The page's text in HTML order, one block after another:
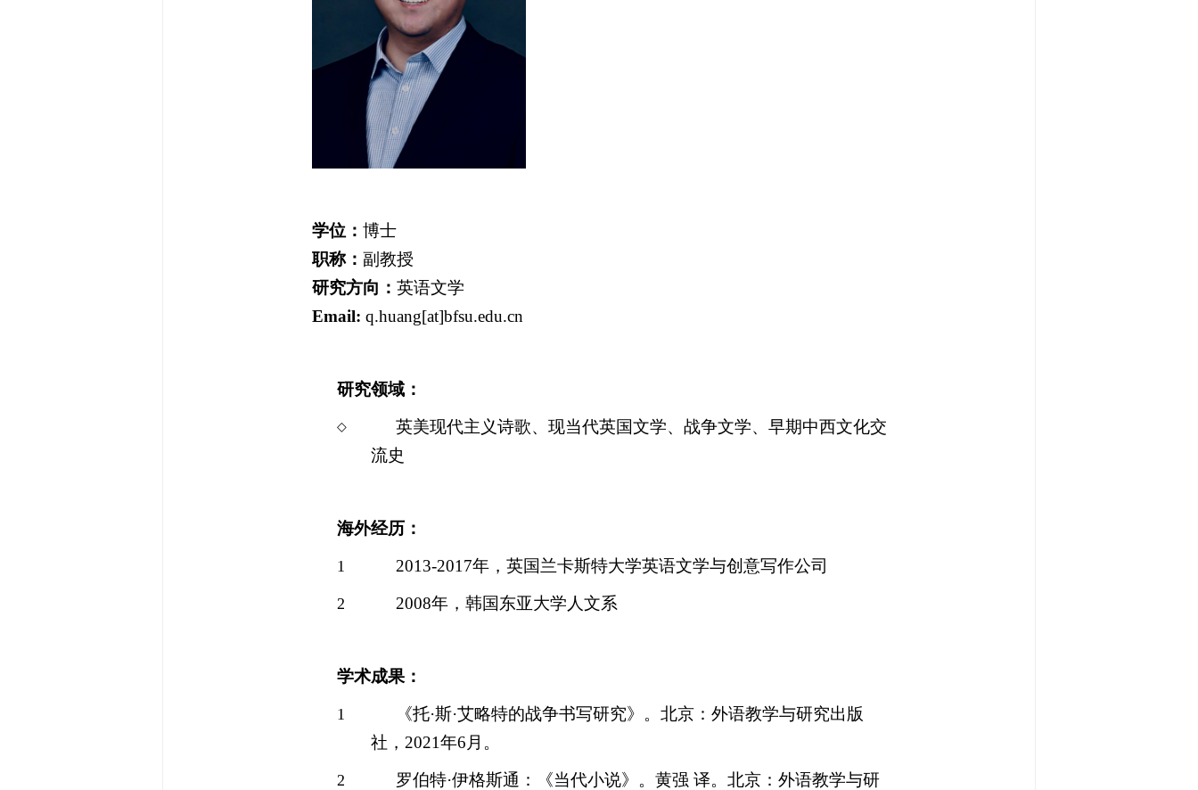
学位： 博士
职称： 副教授
研究方向： 英语文学
Email: q.huang[at]bfsu.edu.cn
研究领域：
◇
英美现代主义诗歌、现当代英国文学、战争文学、早期中西文化交
流史
海外经历：
1 2013-2017年，英国兰卡斯特大学英语文学与创意写作公司
2 2008年，韩国东亚大学人文系
学术成果：
1 《托·斯·艾略特的战争书写研究》。北京：外语教学与研究出版
社， 2021年6 月。
2 罗伯特·伊格斯通：《当代小说》。黄强 译。北京：外语教学与研